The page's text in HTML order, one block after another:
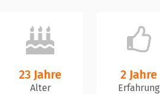
23 Jahre
Alter
2 Jahre
Erfahrung